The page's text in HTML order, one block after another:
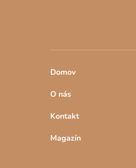
Domov
O nás
Kontakt
Magazín